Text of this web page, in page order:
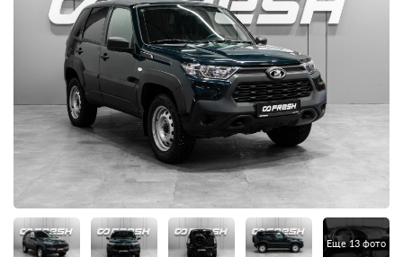
Еще 13 фото